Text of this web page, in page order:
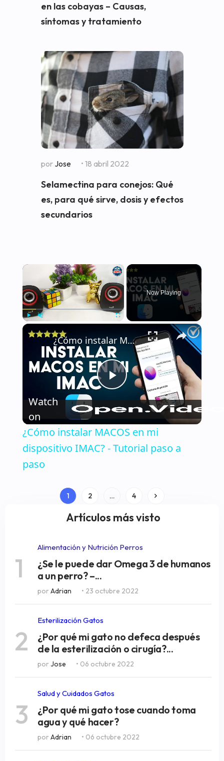
en las cobayas – Causas,
síntomas y tratamiento
por Jose • 18 abril 2022
Selamectina para conejos: Qué
es, para qué sirve, dosis y efectos
secundarios
×
Now Playing
×
Play
Video
¿Cómo instalar MACOS en mi dispositivo IMAC? - Tutorial paso a paso
Watch
on
¿Cómo instalar MACOS en mi
dispositivo IMAC? - Tutorial paso a
paso
Paginación 1 2 … 4
Artículos más visto
1
Alimentación y Nutrición Perros
¿Se le puede dar Omega 3 de humanos
a un perro? –...
por Adrian • 23 octubre 2022
2
Esterilización Gatos
¿Por qué mi gato no defeca después
de la esterilización o cirugía?...
por Jose • 06 octubre 2022
3
Salud y Cuidados Gatos
¿Por qué mi gato tose cuando toma
agua y qué hacer?
por Adrian • 06 octubre 2022